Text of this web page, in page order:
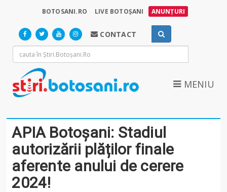
BOTOSANI.RO LIVE BOTOȘANI ANUNȚURI
CONTACT
MENIU
APIA Botoșani: Stadiul
autorizării plăților finale
aferente anului de cerere
2024!